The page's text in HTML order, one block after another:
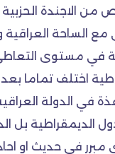
الاجندة الحزبية
الساحة العراقية
في مستوى
اختلف تماما بعد
في الدولة
بل
مبرر في حديث